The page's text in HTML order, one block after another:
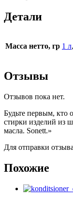
Детали
Масса нетто, гр 1 л,
Отзывы
Отзывов пока нет.
Будьте первым, кто
стирки изделий из
масла. Sonett.»
Для отправки
Похожие